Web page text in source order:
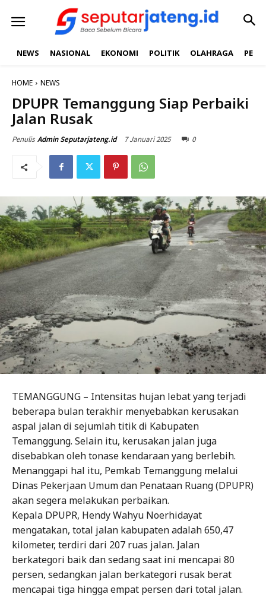
NEWS NASIONAL EKONOMI POLITIK OLAHRAGA
HOME NEWS
DPUPR Temanggung Siap Perbaiki
Jalan Rusak
Penulis Admin Seputarjateng.id 7 Januari 2025 0
TEMANGGUNG – Intensitas hujan lebat yang terjadi
beberapa bulan terakhir menyebabkan kerusakan
aspal jalan di sejumlah titik di Kabupaten
Temanggung. Selain itu, kerusakan jalan juga
disebabkan oleh tonase kendaraan yang berlebih.
Menanggapi hal itu, Pemkab Temanggung melalui
Dinas Pekerjaan Umum dan Penataan Ruang (DPUPR)
akan segera melakukan perbaikan.
Kepala DPUPR, Hendy Wahyu Noerhidayat
mengatakan, total jalan kabupaten adalah 650,47
kilometer, terdiri dari 207 ruas jalan. Jalan
berkategori baik dan sedang saat ini mencapai 80
persen, sedangkan jalan berkategori rusak berat
mencapai tiga hingga empat persen dari total jalan.